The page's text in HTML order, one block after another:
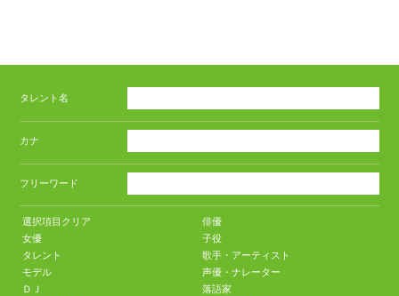
タレント名
カナ
フリーワード
選択項目クリア
俳優
女優
子役
タレント
歌手・アーティスト
モデル
声優・ナレーター
ＤＪ
落語家